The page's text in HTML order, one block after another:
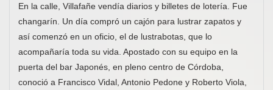
En la calle, Villafañe vendía diarios y billetes de lotería. Fue
changarín. Un día compró un cajón para lustrar zapatos y
así comenzó en un oficio, el de lustrabotas, que lo
acompañaría toda su vida. Apostado con su equipo en la
puerta del bar Japonés, en pleno centro de Córdoba,
conoció a Francisco Vidal, Antonio Pedone y Roberto Viola,